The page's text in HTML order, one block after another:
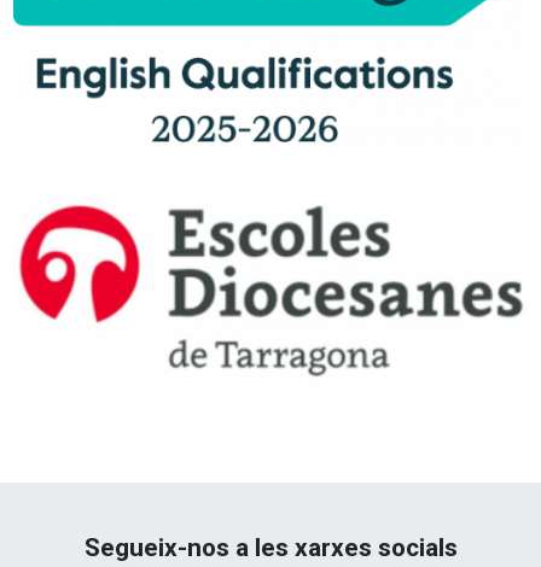
Segueix-nos a les xarxes socials